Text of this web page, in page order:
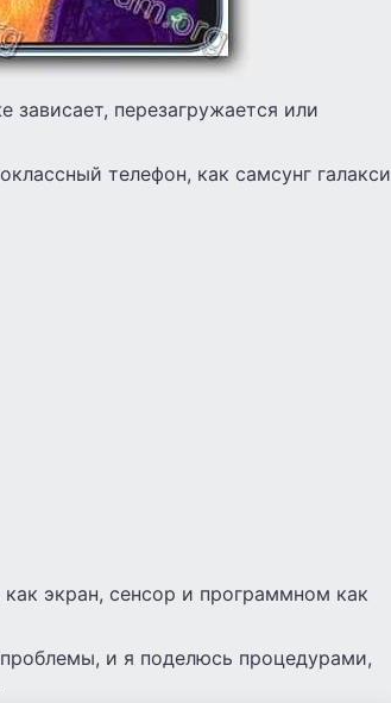
перезагружается или
телефон, как самсунг галакси
экран, сенсор и программном как
и я поделюсь процедурами,